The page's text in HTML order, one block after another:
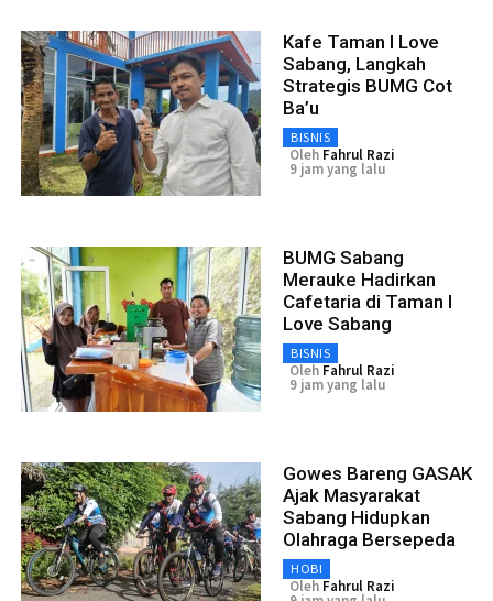
Kafe Taman I Love
Sabang, Langkah
Strategis BUMG Cot
Ba’u
BISNIS
Oleh Fahrul Razi
9 jam yang lalu
BUMG Sabang
Merauke Hadirkan
Cafetaria di Taman I
Love Sabang
BISNIS
Oleh Fahrul Razi
9 jam yang lalu
Gowes Bareng GASAK
Ajak Masyarakat
Sabang Hidupkan
Olahraga Bersepeda
HOBI
Oleh Fahrul Razi